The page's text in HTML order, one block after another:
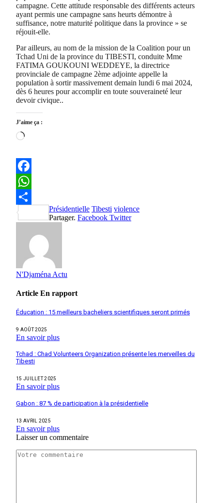
campagne. Cette attitude responsable des différents acteurs
ayant permis une campagne sans heurts démontre à
suffisance, notre maturité politique dans la province » se
réjouit-elle.
Par ailleurs, au nom de la mission de la Coalition pour un
Tchad Uni de la province du TIBESTI, conduite Mme
FATIMA GOUKOUNI WEDDEYE, la directrice
provinciale de campagne 2ème adjointe appelle la
population à sortir massivement demain lundi 6 mai 2024,
dès 6 heures pour accomplir en toute souveraineté leur
devoir civique..
J’aime ça :
Chargement…
Facebook
WhatsApp
Partager
Présidentielle Tibesti violence
Partager. Facebook Twitter
N'Djaména Actu
Article En rapport
Éducation : 15 meilleurs bacheliers scientifiques seront primés
9 AOÛT 2025
En savoir plus
Tchad : Chad Volunteers Organization présente les merveilles du
Tibesti
15 JUILLET 2025
En savoir plus
Gabon : 87 % de participation à la présidentielle
13 AVRIL 2025
En savoir plus
Laisser un commentaire